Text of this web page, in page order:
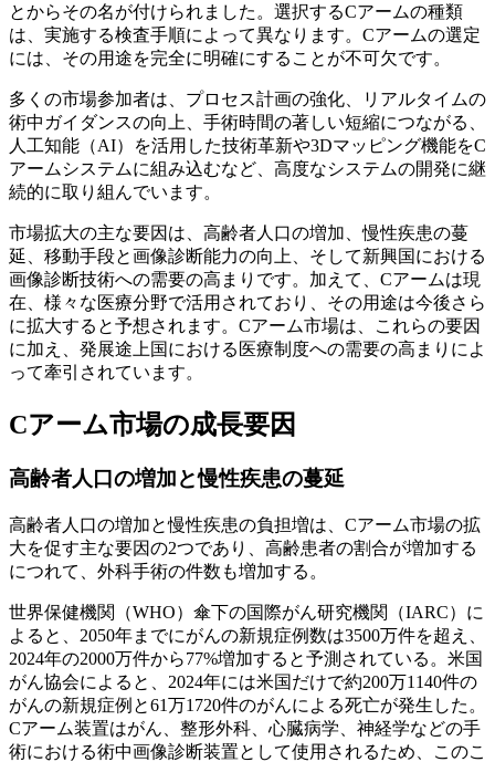
とからその名が付けられました。選択するCアームの種類
は、実施する検査手順によって異なります。Cアームの選定
には、その用途を完全に明確にすることが不可欠です。
多くの市場参加者は、プロセス計画の強化、リアルタイムの
術中ガイダンスの向上、手術時間の著しい短縮につながる、
人工知能（AI）を活用した技術革新や3Dマッピング機能をC
アームシステムに組み込むなど、高度なシステムの開発に継
続的に取り組んでいます。
市場拡大の主な要因は、高齢者人口の増加、慢性疾患の蔓
延、移動手段と画像診断能力の向上、そして新興国における
画像診断技術への需要の高まりです。加えて、Cアームは現
在、様々な医療分野で活用されており、その用途は今後さら
に拡大すると予想されます。Cアーム市場は、これらの要因
に加え、発展途上国における医療制度への需要の高まりによ
って牽引されています。
Cアーム市場の成長要因
高齢者人口の増加と慢性疾患の蔓延
高齢者人口の増加と慢性疾患の負担増は、Cアーム市場の拡
大を促す主な要因の2つであり、高齢患者の割合が増加する
につれて、外科手術の件数も増加する。
世界保健機関（WHO）傘下の国際がん研究機関（IARC）に
よると、2050年までにがんの新規症例数は3500万件を超え、
2024年の2000万件から77%増加すると予測されている。米国
がん協会によると、2024年には米国だけで約200万1140件の
がんの新規症例と61万1720件のがんによる死亡が発生した。
Cアーム装置はがん、整形外科、心臓病学、神経学などの手
術における術中画像診断装置として使用されるため、このこ